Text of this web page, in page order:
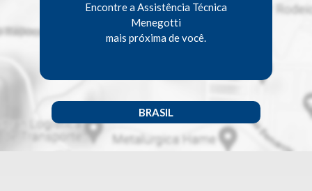
Encontre a Assistência Técnica
Menegotti
mais próxima de você.
BRASIL